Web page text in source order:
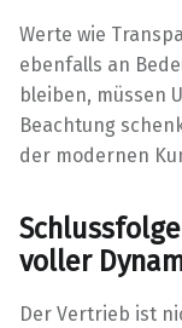
Werte wie
ebenfalls an
bleiben, müssen
Beachtung
der modernen
voller
Der Vertrieb ist